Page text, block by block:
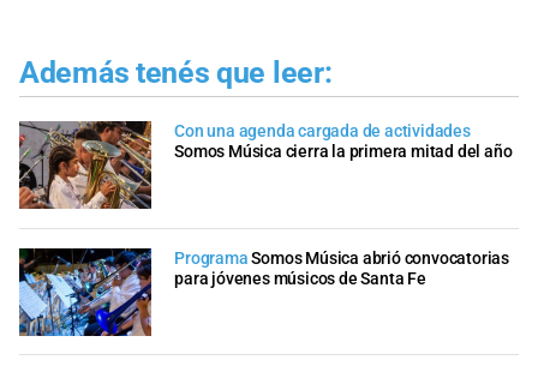
Además tenés que leer:
Con una agenda cargada de actividades
Somos Música cierra la primera mitad del año
Programa Somos Música abrió convocatorias
para jóvenes músicos de Santa Fe